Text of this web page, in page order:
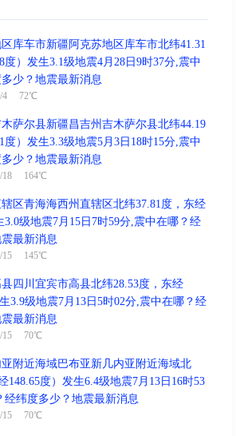
库车市新疆阿克苏地区库车市北纬41.31
度）发生3.1级地震4月28日9时37分,震中
少？地震最新消息
4 72℃
萨尔县新疆昌吉州吉木萨尔县北纬44.19
度）发生3.3级地震5月3日18时15分,震中
少？地震最新消息
18 164℃
区青海海西州直辖区北纬37.81度，东经
3.0级地震7月15日7时59分,震中在哪？经
最新消息
15 145℃
四川宜宾市高县北纬28.53度，东经
3.9级地震7月13日5时02分,震中在哪？经
最新消息
15 70℃
附近海域巴布亚新几内亚附近海域北
148.65度）发生6.4级地震7月13日16时53
经纬度多少？地震最新消息
15 70℃